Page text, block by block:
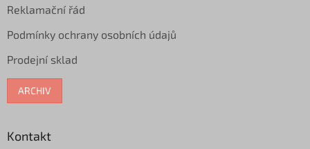
Reklamační řád
Podmínky ochrany osobních údajů
Prodejní sklad
ARCHIV
Kontakt